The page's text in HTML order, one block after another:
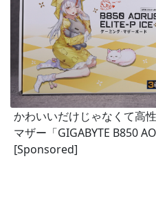
かわいいだけじゃなくて高
マザー「GIGABYTE B850
[Sponsored]